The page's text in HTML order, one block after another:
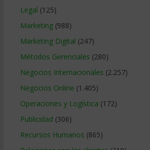
Legal (125)
Marketing(988)
Marketing Digital (247)
Métodos Gerenciales (280)
Negocios Internacionales (2.257)
Negocios Online (1.405)
Operaciones y Logística (172)
Publicidad (306)
Recursos Humanos (865)